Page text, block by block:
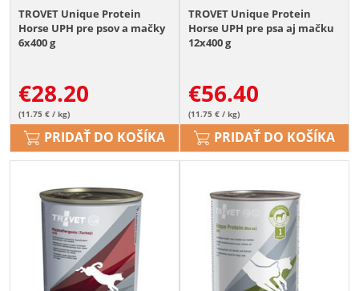
TROVET Unique Protein
Horse UPH pre psov a mačky
6x400 g
€28.20
(11.75 € / kg)
PRIDAŤ DO KOŠÍKA
TROVET Unique Protein
Horse UPH pre psa aj mačku
12x400 g
€56.40
(11.75 € / kg)
PRIDAŤ DO KOŠÍKA